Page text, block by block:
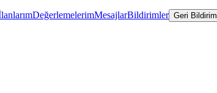
DeğerlemelerimMesajlarBildirimler Geri Bildirim